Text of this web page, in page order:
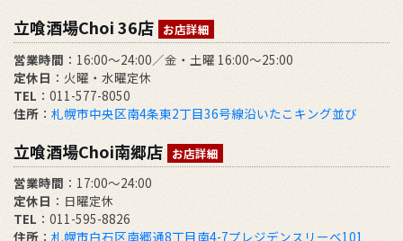
立喰酒場Choi 36店 お店詳細
営業時間 ：16:00～24:00／金・土曜 16:00～25:00
定休日 ：火曜・水曜定休
TEL ：011-577-8050
住所 ： 札幌市中央区南4条東2丁目36号線沿いたこキング並び
立喰酒場Choi南郷店 お店詳細
営業時間 ：17:00～24:00
定休日 ：日曜定休
TEL ：011-595-8826
住所 ： 札幌市白石区南郷通8丁目南4-7プレジデンスリーベ101